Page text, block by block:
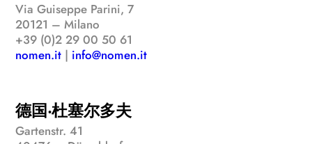
Via Guiseppe Parini, 7
20121 – Milano
+39 (0)2 29 00 50 61
nomen.it | info@nomen.it
德国‧杜塞尔多夫
Gartenstr. 41